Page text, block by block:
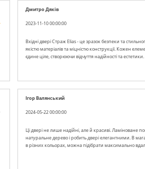
Дмитро Дяків
2023-11-10 00:00:00
Вхідні двері Страж Elias - це зразок безпеки та
якістю матеріалів та міцністю конструкції. Кожен
єдине ціле, створюючи відчуття надійності та естетики.
Ігор Валянський
2024-05-22 00:00:00
Ці двері не лише надійні, але й красиві. Ламіноване
натуральне дерево і робить двері елегантними. В
в різних кольорах, можна підібрати максимально